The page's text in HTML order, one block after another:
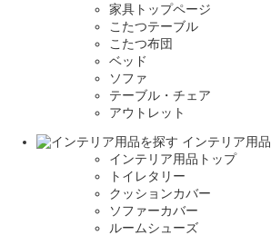
家具トップページ
こたつテーブル
こたつ布団
ベッド
ソファ
テーブル・チェア
アウトレット
インテリア用品
インテリア用品トップ
トイレタリー
クッションカバー
ソファーカバー
ルームシューズ